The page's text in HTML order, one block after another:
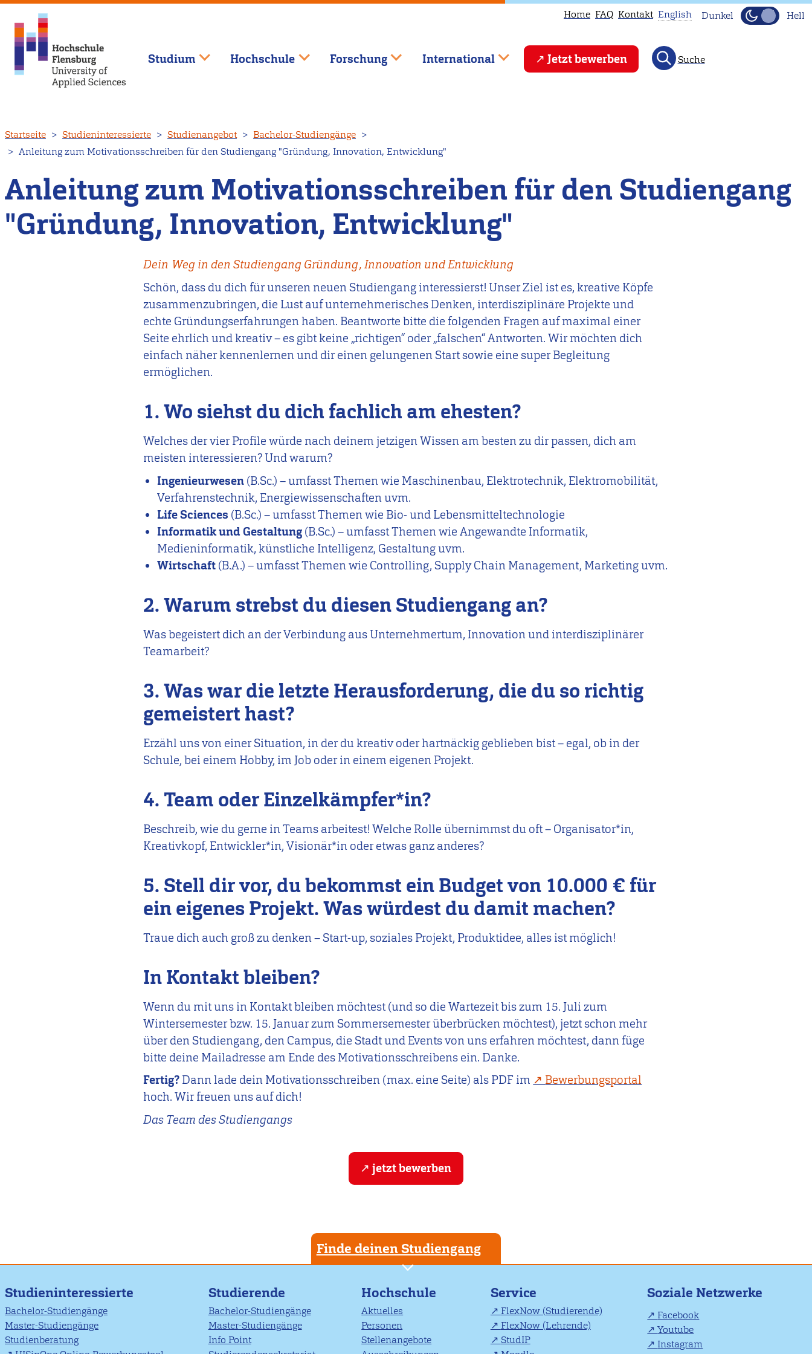
zum
Inhalt
Home FAQ Kontakt
This
page
to
our
English Dunkel Hell
Studium Hochschule Forschung International Jetzt bewerben Suche
Startseite Studieninteressierte Studienangebot
Bachelor-Studiengänge
Anleitung zum Motivationsschreiben für den Studiengang "Gründung, Innovation, Entwicklung"
Anleitung zum Motivationsschreiben für den Studiengang
"Gründung, Innovation, Entwicklung"
Dein Weg in den Studiengang Gründung, Innovation und Entwicklung
Schön, dass du dich für unseren neuen Studiengang interessierst! Unser Ziel ist es, kreative Köpfe
zusammenzubringen, die Lust auf unternehmerisches Denken, interdisziplinäre Projekte und
echte Gründungserfahrungen haben. Beantworte bitte die folgenden Fragen auf maximal einer
Seite ehrlich und kreativ – es gibt keine „richtigen“ oder „falschen“ Antworten. Wir möchten dich
einfach näher kennenlernen und dir einen gelungenen Start sowie eine super Begleitung
ermöglichen.
1. Wo siehst du dich fachlich am ehesten?
Welches der vier Profile würde nach deinem jetzigen Wissen am besten zu dir passen, dich am
meisten interessieren? Und warum?
Ingenieurwesen (B.Sc.) – umfasst Themen wie Maschinenbau, Elektrotechnik, Elektromobilität,
Verfahrenstechnik, Energiewissenschaften uvm.
Life Sciences (B.Sc.) – umfasst Themen wie Bio- und Lebensmitteltechnologie
Informatik und Gestaltung (B.Sc.) – umfasst Themen wie Angewandte Informatik,
Medieninformatik, künstliche Intelligenz, Gestaltung uvm.
Wirtschaft (B.A.) – umfasst Themen wie Controlling, Supply Chain Management, Marketing uvm.
2. Warum strebst du diesen Studiengang an?
Was begeistert dich an der Verbindung aus Unternehmertum, Innovation und interdisziplinärer
Teamarbeit?
3. Was war die letzte Herausforderung, die du so richtig
gemeistert hast?
Erzähl uns von einer Situation, in der du kreativ oder hartnäckig geblieben bist – egal, ob in der
Schule, bei einem Hobby, im Job oder in einem eigenen Projekt.
4. Team oder Einzelkämpfer*in?
Beschreib, wie du gerne in Teams arbeitest! Welche Rolle übernimmst du oft – Organisator*in,
Kreativkopf, Entwickler*in, Visionär*in oder etwas ganz anderes?
5. Stell dir vor, du bekommst ein Budget von 10.000 € für
ein eigenes Projekt. Was würdest du damit machen?
Traue dich auch groß zu denken – Start-up, soziales Projekt, Produktidee, alles ist möglich!
In Kontakt bleiben?
Wenn du mit uns in Kontakt bleiben möchtest (und so die Wartezeit bis zum 15. Juli zum
Wintersemester bzw. 15. Januar zum Sommersemester überbrücken möchtest), jetzt schon mehr
über den Studiengang, den Campus, die Stadt und Events von uns erfahren möchtest, dann füge
bitte deine Mailadresse am Ende des Motivationsschreibens ein. Danke.
Fertig? Dann lade dein Motivationsschreiben (max. eine Seite) als PDF im
Bewerbungsportal
hoch. Wir freuen uns auf dich!
Das Team des Studiengangs
jetzt bewerben
Finde deinen Studiengang
Studieninteressierte
Bachelor-Studiengänge
Master-Studiengänge
Studienberatung
Studierende
Bachelor-Studiengänge
Master-Studiengänge
Info Point
Hochschule
Aktuelles
Personen
Stellenangebote
Service
FlexNow (Studierende)
FlexNow (Lehrende)
StudIP
Soziale Netzwerke
Facebook
Youtube
Instagram